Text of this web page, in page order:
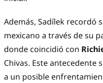
Además, Sadílek recordó
mexicano a través de su
donde coincidió con
Chivas. Este
a un posible